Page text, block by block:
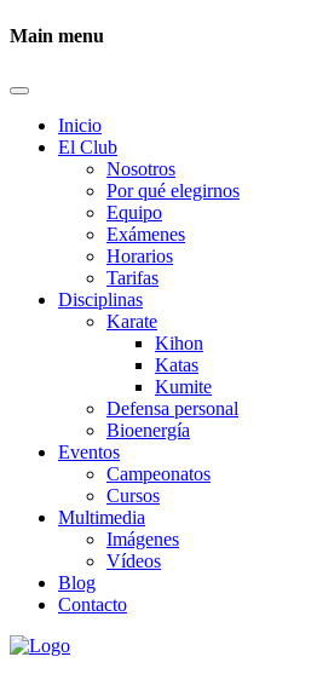
Main menu
Inicio
El Club
Nosotros
Por qué elegirnos
Equipo
Exámenes
Horarios
Tarifas
Disciplinas
Karate
Kihon
Katas
Kumite
Defensa personal
Bioenergía
Eventos
Campeonatos
Cursos
Multimedia
Imágenes
Vídeos
Blog
Contacto